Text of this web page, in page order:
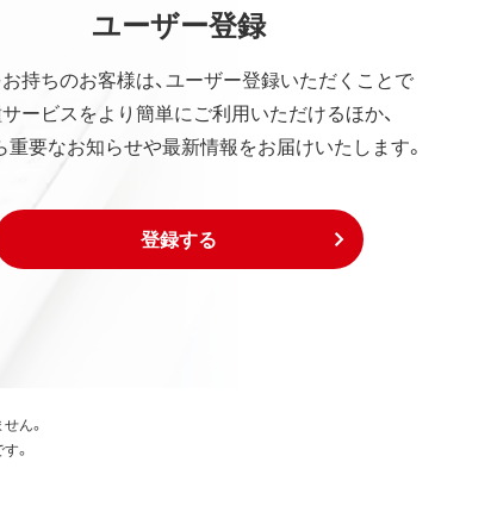
ユーザー登録
持ちのお客様は、ユーザー登録いただくことで
ービスをより簡単にご利用いただけるほか、
重要なお知らせや最新情報をお届けいたします。
登録する
ん。
。